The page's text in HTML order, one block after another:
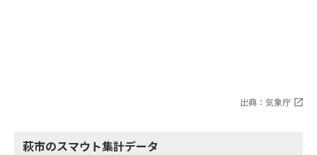
出典：気象庁
萩市のスマウト集計データ